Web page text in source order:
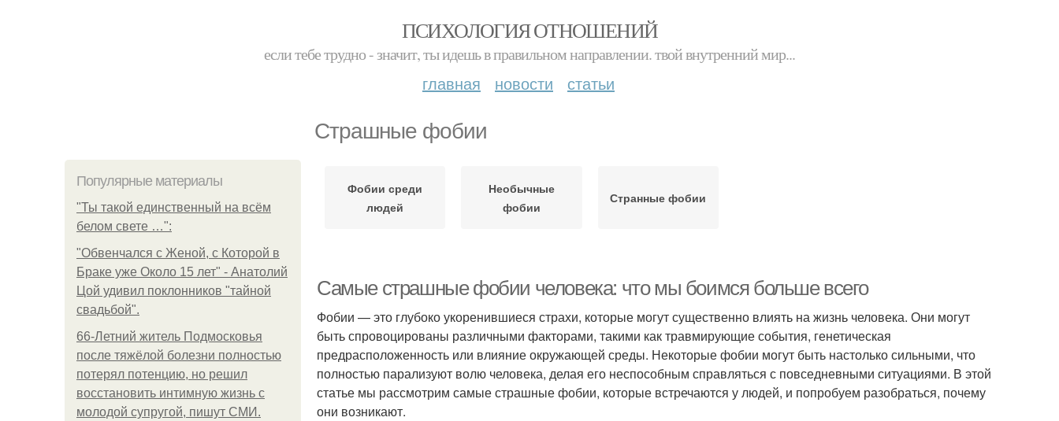
ПСИХОЛОГИЯ ОТНОШЕНИЙ
если тебе трудно - значит, ты идешь в правильном направлении. твой внутренний мир...
главная новости статьи
Страшные фобии
Популярные материалы
"Ты такой единственный на всём
белом свете …":
"Обвенчался с Женой, с Которой в
Браке уже Около 15 лет" - Анатолий
Цой удивил поклонников "тайной
свадьбой".
66-Летний житель Подмосковья
после тяжёлой болезни полностью
потерял потенцию, но решил
восстановить интимную жизнь с
молодой супругой, пишут СМИ.
Фобии среди
людей
Необычные
фобии
Странные фобии
Самые страшные фобии человека: что мы боимся больше всего
Фобии — это глубоко укоренившиеся страхи, которые могут существенно влиять на жизнь человека. Они могут
быть спровоцированы различными факторами, такими как травмирующие события, генетическая
предрасположенность или влияние окружающей среды. Некоторые фобии могут быть настолько сильными, что
полностью парализуют волю человека, делая его неспособным справляться с повседневными ситуациями. В этой
статье мы рассмотрим самые страшные фобии, которые встречаются у людей, и попробуем разобраться, почему
они возникают.